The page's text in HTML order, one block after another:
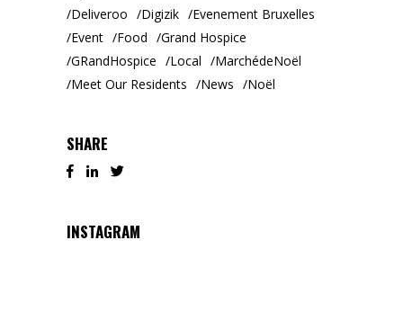
Deliveroo
Digizik
Evenement Bruxelles
Event
Food
Grand Hospice
GRandHospice
Local
MarchédeNoël
Meet Our Residents
News Noël
SHARE
INSTAGRAM